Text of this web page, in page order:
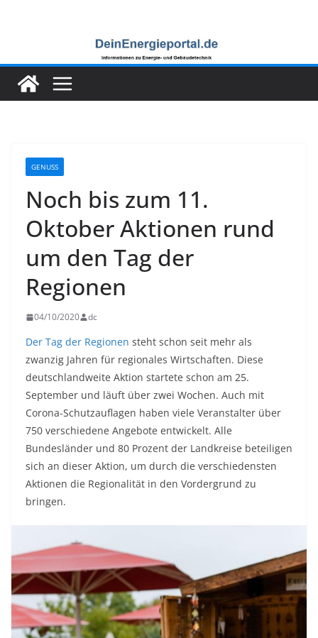
GENUSS
Noch bis zum 11.
Oktober Aktionen rund
um den Tag der
Regionen
04/10/2020 dc
Der Tag der Regionen steht schon seit mehr als
zwanzig Jahren für regionales Wirtschaften. Diese
deutschlandweite Aktion startete schon am 25.
September und läuft über zwei Wochen. Auch mit
Corona-Schutzauflagen haben viele Veranstalter über
750 verschiedene Angebote entwickelt. Alle
Bundesländer und 80 Prozent der Landkreise beteiligen
sich an dieser Aktion, um durch die verschiedensten
Aktionen die Regionalität in den Vordergrund zu
bringen.